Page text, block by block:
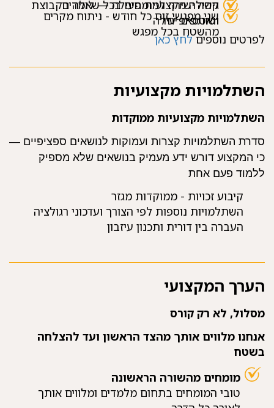
גישה ישירה למומחים בכל שאלה בקבוצת
וואטסאפ עילה
קהילה מקצועית פעילה — לומדים
ושותפים יחד
שני מפגשי זום כל חודש - ניתוח מקרים
מהשטח בכל מפגש
לפרטים נוספיםלחץ כאן
השתלמויות מקצועיות
השתלמויות מקצועיות ממוקדות
סדרת השתלמויות קצרות ועמוקות לנושאים ספציפיים —
כי המקצוע דורש ידע מעמיק בנושאים שלא מספיק
ללמוד פעם אחת
קיבוע זכויות - ממוקדות מגזר
השתלמויות נוספות לפי הצורך ועדכוני רגולציה
העברה בין דורית ותכנון עיזבון
הערך המקצועי
מסלול, לא רק קורס
אנחנו מלווים אותך מהצד הראשון ועד להצלחה
בשטח
מומחים מהשורה הראשונה
טובי המומחים בתחום מלמדים ומלווים אותך